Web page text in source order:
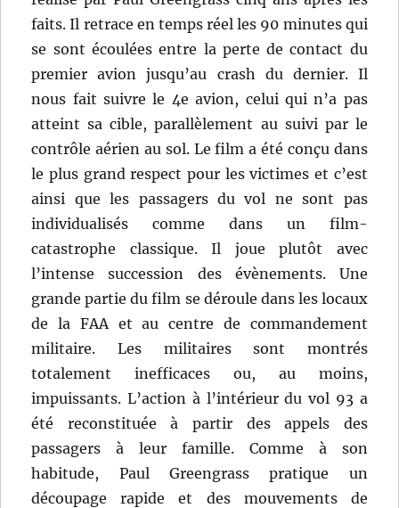
faits. Il retrace en temps réel les 90 minutes qui
se sont écoulées entre la perte de contact du
premier avion jusqu’au crash du dernier. Il
nous fait suivre le 4e avion, celui qui n’a pas
atteint sa cible, parallèlement au suivi par le
contrôle aérien au sol. Le film a été conçu dans
le plus grand respect pour les victimes et c’est
ainsi que les passagers du vol ne sont pas
individualisés comme dans un film-
catastrophe classique. Il joue plutôt avec
l’intense succession des évènements. Une
grande partie du film se déroule dans les locaux
de la FAA et au centre de commandement
militaire. Les militaires sont montrés
totalement inefficaces ou, au moins,
impuissants. L’action à l’intérieur du vol 93 a
été reconstituée à partir des appels des
passagers à leur famille. Comme à son
habitude, Paul Greengrass pratique un
découpage rapide et des mouvements de